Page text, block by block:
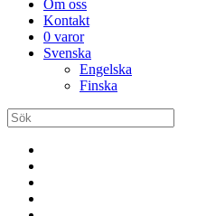
Om oss
Kontakt
0 varor
Svenska
Engelska
Finska